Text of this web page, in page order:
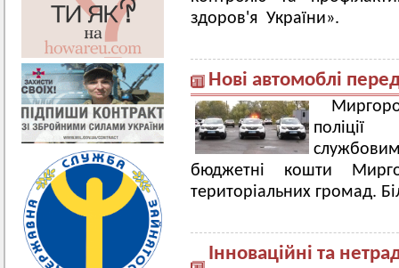
здоров'я України».
Нові автомоблі
бюджетні кошти
територіальних громад.
Інноваційні та